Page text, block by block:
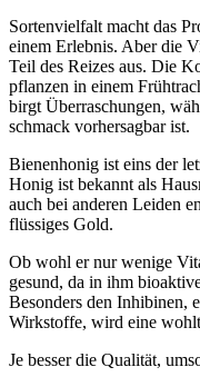
Sorten­viel­falt macht das
einem Erleb­nis. Aber die
Teil des Reizes aus. Die
pflanzen in einem
birgt Über­raschungen,
schmack vorher­sagbar ist.
Bienen­honig ist eins der
Honig ist bekannt als
auch bei anderen Leiden
flüssiges Gold.
Ob wohl er nur wenige
gesund, da in ihm
Besonders den Inhi­binen,
Wirk­stoffe, wird eine
Je besser die Qualität,